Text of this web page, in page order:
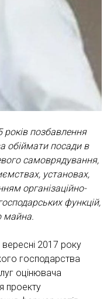
позбавлення
обіймати посади в
самоврядування,
установах,
організаційно-
функцій,
майна.
2017 року
господарства
оцінювача
проекту